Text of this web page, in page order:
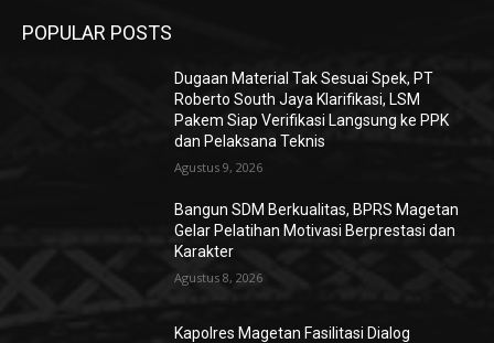
POPULAR POSTS
Dugaan Material Tak Sesuai Spek, PT
Roberto South Jaya Klarifikasi, LSM
Pakem Siap Verifikasi Langsung ke PPK
dan Pelaksana Teknis
Agustus 9, 2026
Bangun SDM Berkualitas, BPRS Magetan
Gelar Pelatihan Motivasi Berprestasi dan
Karakter
Agustus 8, 2026
Kapolres Magetan Fasilitasi Dialog